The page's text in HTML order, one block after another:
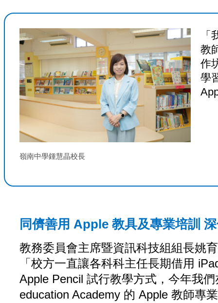
嶺南中學鍾慧晶校長
教
作
學
同儕善用 Apple 教具及專業培訓
教務委員會主席暨資訊科技組組長姚
「校方一直讓各科科主任長期借用
Apple Pencil 試行教學方式，今年我
education Academy 的 Apple 教師專